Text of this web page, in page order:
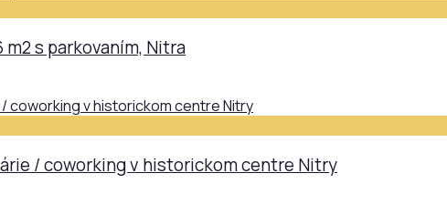
m2 s parkovaním, Nitra
/ coworking v historickom centre Nitry